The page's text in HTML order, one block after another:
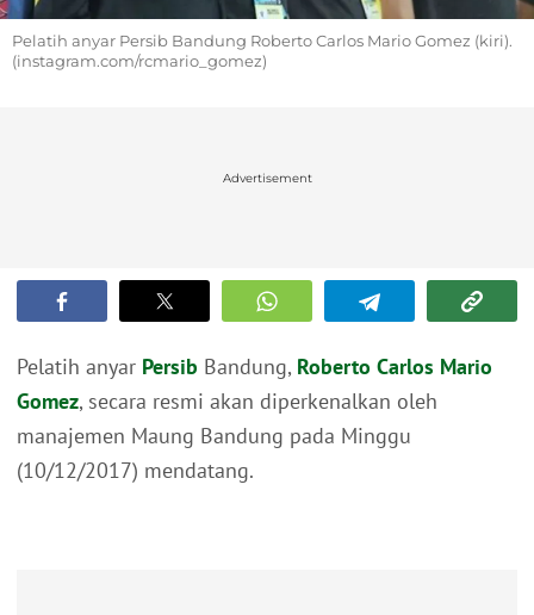
Pelatih anyar Persib Bandung Roberto Carlos Mario Gomez (kiri).
(instagram.com/rcmario_gomez)
Advertisement
Pelatih anyar Persib Bandung, Roberto Carlos Mario
Gomez, secara resmi akan diperkenalkan oleh
manajemen Maung Bandung pada Minggu
(10/12/2017) mendatang.